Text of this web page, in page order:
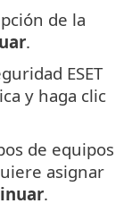
de la
.
ESET
y haga clic
de equipos
asignar
.